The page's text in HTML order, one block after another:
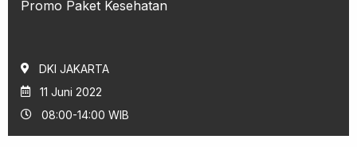
Promo Paket Kesehatan
DKI JAKARTA
11 Juni 2022
08:00-14:00 WIB